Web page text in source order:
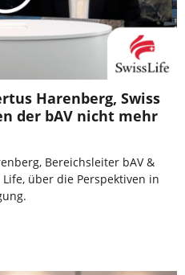
Harenberg, Swiss
der bAV nicht mehr
Bereichsleiter bAV &
über die Perspektiven in